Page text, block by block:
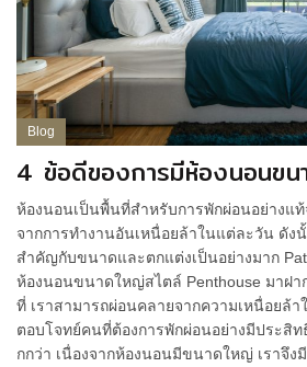
Blog
4 ข้อดีของการมีห้องนอนข
ห้องนอนเป็นพื้นที่สำหรับการพักผ่อนอย่างแท้
จากการทำงานอันเหนื่อยล้าในแต่ละวัน ดัง
สำคัญกับขนาดและตกแต่งเป็นอย่างมาก
ห้องนอนขนาดใหญ่สไตล์ Penthouse มาฝ
ที่ เราสามารถผ่อนคลายจากความเหนื่อยล้
ตอบโจทย์คนที่ต้องการพักผ่อนอย่างมีประ
กกว่า เนื่องจากห้องนอนมีขนาดใหญ่ เราจึง